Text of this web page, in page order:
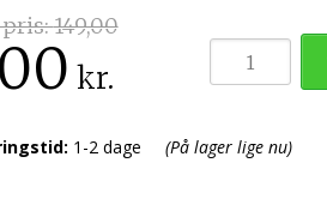
149,00
kr.
1-2 dage (På lager lige nu)